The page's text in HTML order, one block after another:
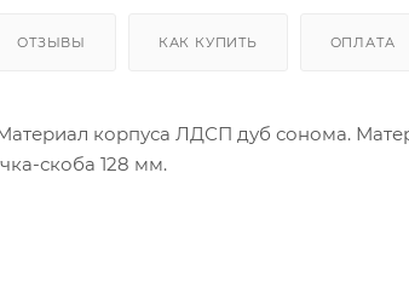
ОТЗЫВЫ КАК КУПИТЬ ОПЛАТА
корпуса ЛДСП дуб сонома.
скоба 128 мм.